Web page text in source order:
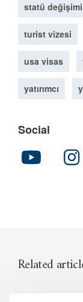
statü değişimi
turist vizesi
usa visas
yatırımcı
Social
Related